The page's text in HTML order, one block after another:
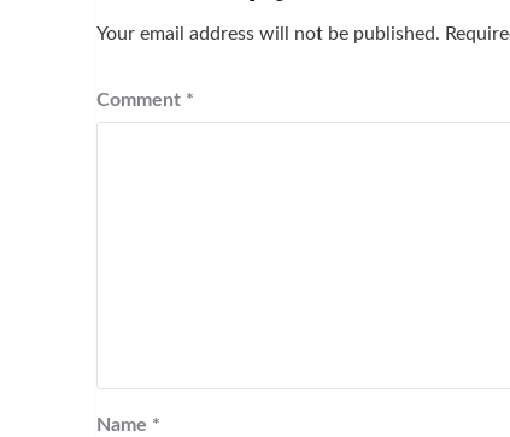
Your email address will not be published.
Comment *
Name *